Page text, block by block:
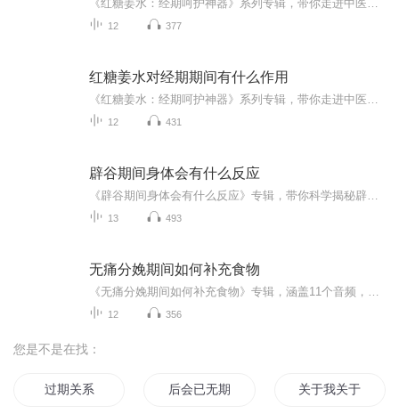
12 377
红糖姜水对经期期间有什么作用
12 431
辟谷期间身体会有什么反应
13 493
无痛分娩期间如何补充食物
12 356
您是不是在找：
过期关系 后会已无期 关于我关于你关